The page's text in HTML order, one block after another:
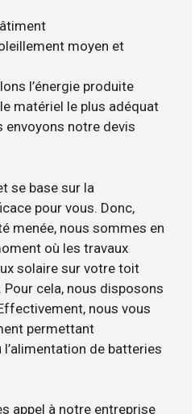
moyen et
l’énergie produite
matériel le plus adéquat
envoyons notre devis
se base sur la
pour vous. Donc,
menée, nous sommes en
où les travaux
solaire sur votre toit
cela, nous disposons
nous vous
permettant
de batteries
appel à notre entreprise